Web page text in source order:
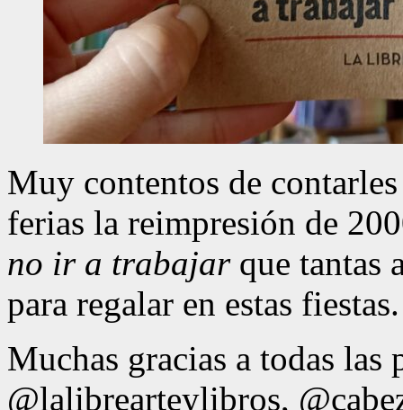
Muy contentos de
ferias la reimpresión de
no ir a trabajar que tantas
para regalar en estas fiestas.
Muchas gracias a todas las
@lalibrearteylibros,